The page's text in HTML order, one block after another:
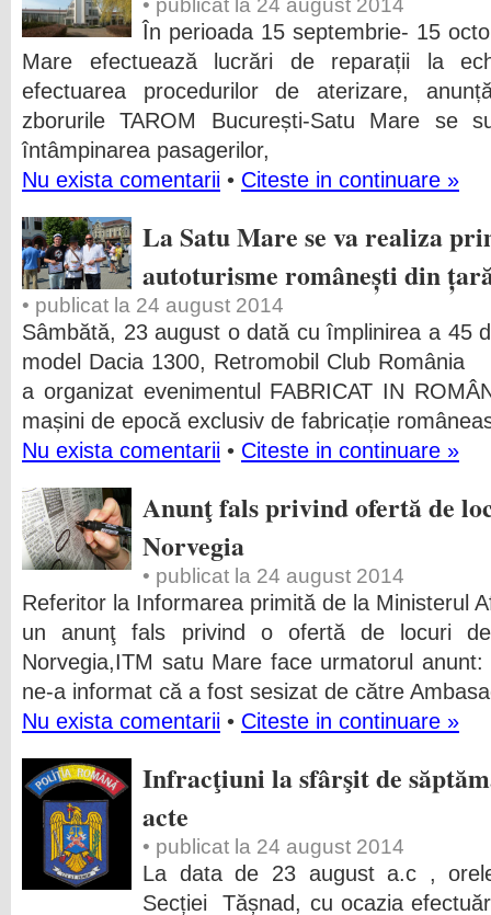
• publicat la 24 august 2014
În perioada 15 septembrie- 15
Mare efectuează lucrări de reparații la
efectuarea procedurilor de aterizare,
zborurile TAROM București-Satu Mare se
întâmpinarea pasagerilor,
Nu exista comentarii • Citeste in continuare »
La Satu Mare se va realiza
autoturisme românești din
• publicat la 24 august 2014
Sâmbătă, 23 august o dată cu împlinirea a 45
model Dacia 1300, Retromobil Club
a organizat evenimentul FABRICAT IN
mașini de epocă exclusiv de fabricație
Nu exista comentarii • Citeste in continuare »
Anunţ fals privind ofertă de
Norvegia
• publicat la 24 august 2014
Referitor la Informarea primită de la Ministerul
un anunţ fals privind o ofertă de locuri
Norvegia,ITM satu Mare face urmatorul
ne-a informat că a fost sesizat de către
Nu exista comentarii • Citeste in continuare »
Infracţiuni la sfârşit de
acte
• publicat la 24 august 2014
La data de 23 august a.c ,
Secției Tășnad, cu ocazia